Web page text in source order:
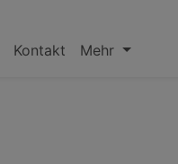
Kontakt Mehr